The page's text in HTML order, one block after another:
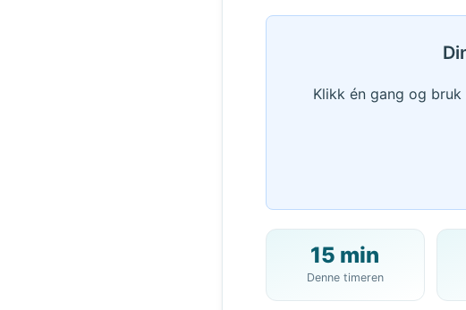
Klikk én gang og
15 min
Denne timeren